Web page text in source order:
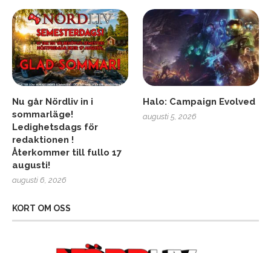
Nu går Nördliv in i
sommarläge!
Ledighetsdags för
redaktionen !
Återkommer till fullo 17
augusti!
augusti 6, 2026
Halo: Campaign Evolved
augusti 5, 2026
KORT OM OSS